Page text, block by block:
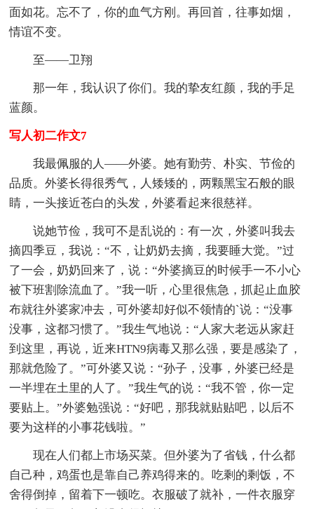
面如花。忘不了，你的血气方刚。再回首，往事如烟，
情谊不变。
至——卫翔
那一年，我认识了你们。我的挚友红颜，我的手足
蓝颜。
写人初二作文7
我最佩服的人——外婆。她有勤劳、朴实、节俭的
品质。外婆长得很秀气，人矮矮的，两颗黑宝石般的眼
睛，一头接近苍白的头发，外婆看起来很慈祥。
说她节俭，我可不是乱说的：有一次，外婆叫我去
摘四季豆，我说：“不，让奶奶去摘，我要睡大觉。”过
了一会，奶奶回来了，说：“外婆摘豆的时候手一不小心
被下班割除流血了。”我一听，心里很焦急，抓起止血胶
布就往外婆家冲去，可外婆却好似不领情的`说：“没事
没事，这都习惯了。”我生气地说：“人家大老远从家赶
到这里，再说，近来HTN9病毒又那么强，要是感染了，
那就危险了。”可外婆又说：“孙子，没事，外婆已经是
一半埋在土里的人了。”我生气的说：“我不管，你一定
要贴上。”外婆勉强说：“好吧，那我就贴贴吧，以后不
要为这样的小事花钱啦。”
现在人们都上市场买菜。但外婆为了省钱，什么都
自己种，鸡蛋也是靠自己养鸡得来的。吃剩的剩饭，不
舍得倒掉，留着下一顿吃。衣服破了就补，一件衣服穿